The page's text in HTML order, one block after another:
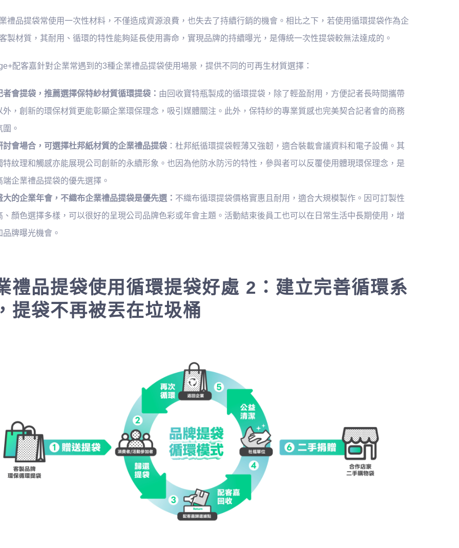
禮品提袋常使用一次性材料，不僅造成資源浪費，也失去了持續行銷的機會。相比之下，若使用循環提袋作為企
製材質，其耐用、循環的特性能夠延長使用壽命，實現品牌的持續曝光，是傳統一次性提袋較無法達成的。
配客嘉針對企業常遇到的3種企業禮品提袋使用場景，提供不同的可再生材質選擇：
者會提袋，推薦選擇保特紗材質循環提袋： 由回收寶特瓶製成的循環提袋，除了輕盈耐用，方便記者長時間攜帶
外，創新的環保材質更能彰顯企業環保理念，吸引媒體關注。此外，保特紗的專業質感也完美契合記者會的商務
圍。
討會場合，可選擇杜邦紙材質的企業禮品提袋： 杜邦紙循環提袋輕薄又強韌，適合裝載會議資料和電子設備。其
特紋理和觸感亦能展現公司創新的永續形象。也因為他防水防污的特性，參與者可以反覆使用體現環保理念，是
端企業禮品提袋的優先選擇。
大的企業年會，不織布企業禮品提袋是優先選： 不織布循環提袋價格實惠且耐用，適合大規模製作。因可訂製性
、顏色選擇多樣，可以很好的呈現公司品牌色彩或年會主題。活動結束後員工也可以在日常生活中長期使用，增
品牌曝光機會。
禮品提袋使用循環提袋好處 2：建立完善循環系
提袋不再被丟在垃圾桶